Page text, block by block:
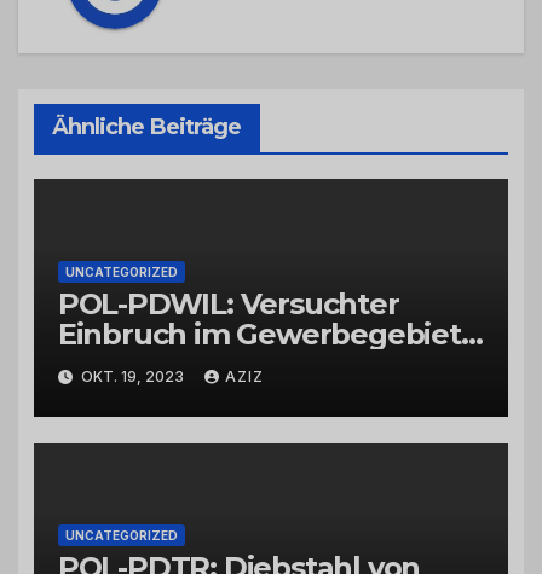
Ähnliche Beiträge
UNCATEGORIZED
POL-PDWIL: Versuchter
Einbruch im Gewerbegebiet
Wittlich
OKT. 19, 2023 AZIZ
UNCATEGORIZED